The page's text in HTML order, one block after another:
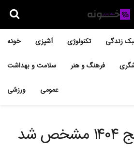
خونه آشپزی تکنولوژی زندگی
سلامت و بهداشت فرهنگ و هنر
ورزشی عمومی